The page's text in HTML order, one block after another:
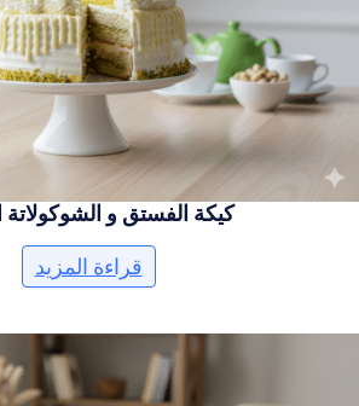
كيكة الفستق و الشوكولاتة
قراءة المزيد